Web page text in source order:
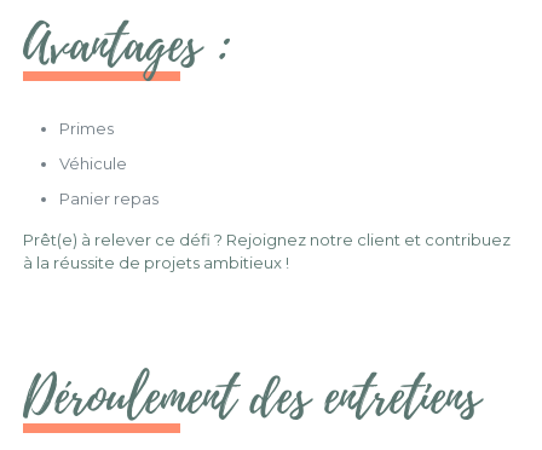
Avantages :
Primes
Véhicule
Panier repas
Prêt(e) à relever ce défi ? Rejoignez notre client et contribuez
à la réussite de projets ambitieux !
Déroulement des entretiens